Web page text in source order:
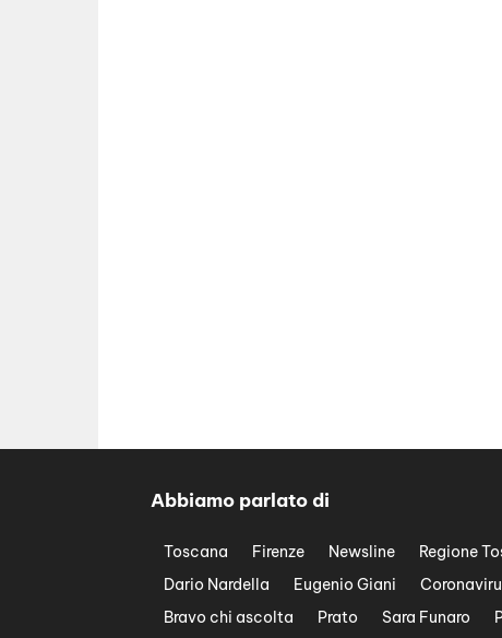
Abbiamo parlato di
Toscana Firenze Newsline Regione
Dario Nardella
Eugenio Giani
Bravo chi ascolta
Prato Sara Funaro